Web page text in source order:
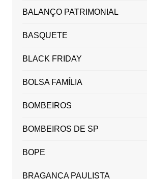
BALANÇO PATRIMONIAL
BASQUETE
BLACK FRIDAY
BOLSA FAMÍLIA
BOMBEIROS
BOMBEIROS DE SP
BOPE
BRAGANÇA PAULISTA